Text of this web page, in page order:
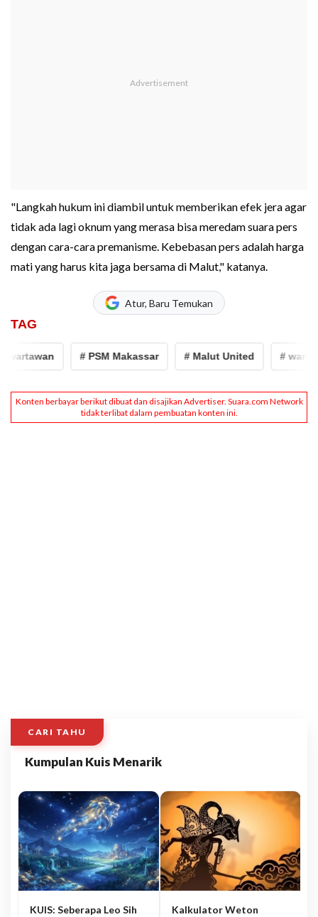
"Langkah hukum ini diambil untuk memberikan efek jera agar
tidak ada lagi oknum yang merasa bisa meredam suara pers
dengan cara-cara premanisme. Kebebasan pers adalah harga
mati yang harus kita jaga bersama di Malut," katanya.
Atur, Baru Temukan
TAG
# PSM Makassar # Malut United #
CARI TAHU
Kumpulan Kuis Menarik
KUIS: Seberapa Leo Sih
Kalkulator Weton